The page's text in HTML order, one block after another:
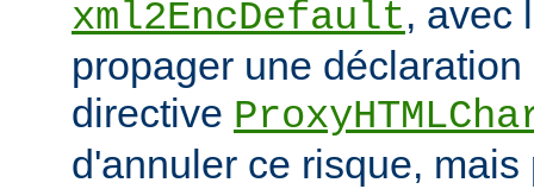
xml2EncDefault, avec
propager une
directive
d'annuler ce risque,